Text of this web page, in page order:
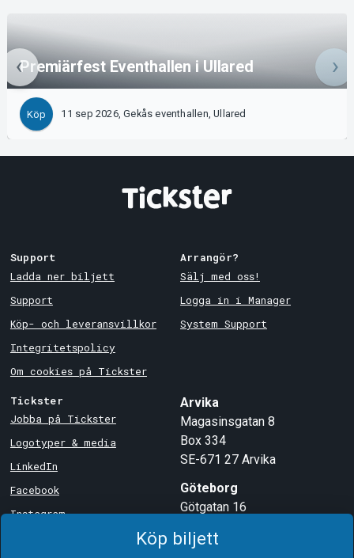
Köp biljett
Premiärfest Eventhallen i Ullared
Köp 11 sep 2026, Gekås eventhallen, Ullared
Support
Ladda ner biljett
Support
Köp- och leveransvillkor
Integritetspolicy
Om cookies på Tickster
Arrangör?
Sälj med oss!
Logga in i Manager
System Support
Tickster
Jobba på Tickster
Logotyper & media
LinkedIn
Facebook
Instagram
Arvika
Magasinsgatan 8
Box 334
SE-671 27 Arvika
Göteborg
Götgatan 16